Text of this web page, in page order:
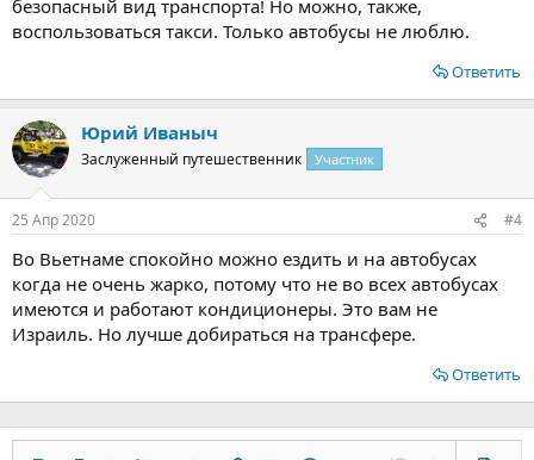
безопасный вид транспорта! Но можно, также,
воспользоваться такси. Только автобусы не люблю.
Ответить
Юрий Иваныч
Заслуженный путешественник Участник
25 Апр 2020 #4
Во Вьетнаме спокойно можно ездить и на автобусах
когда не очень жарко, потому что не во всех автобусах
имеются и работают кондиционеры. Это вам не
Израиль. Но лучше добираться на трансфере.
Ответить